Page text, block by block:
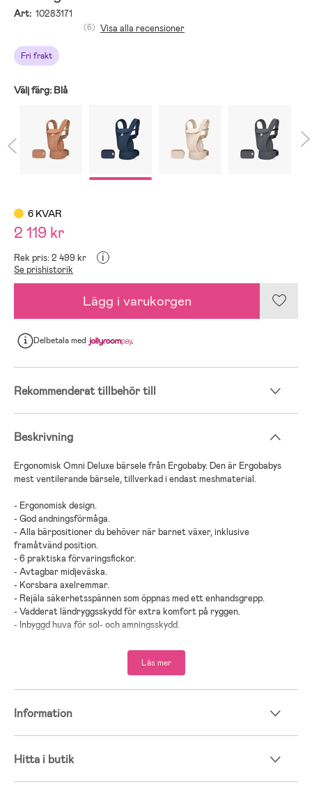
Art: 10283171
Fri frakt
(6) Visa alla recensioner
Välj färg: Blå
6 KVAR
2 119 kr
Rek pris: 2 499 kr i
Se prishistorik
Lägg i varukorgen
Delbetalamed
Rekommenderat tillbehör till
Beskrivning
Ergonomisk Omni Deluxe bärsele från Ergobaby. Den är Ergobabys
mest ventilerande bärsele, tillverkad i endast meshmaterial.
- Ergonomisk design.
- God andningsförmåga.
- Alla bärpositioner du behöver när barnet växer, inklusive
framåtvänd position.
- 6 praktiska förvaringsfickor.
- Avtagbar midjeväska.
- Korsbara axelremmar.
- Rejäla säkerhetsspännen som öppnas med ett enhandsgrepp.
- Vadderat ländryggsskydd för extra komfort på ryggen.
- Inbyggd huva för sol- och amningsskydd.
- Rekommenderad ålder: Från nyfödd till 4 år.
- 100 % meshtyg.
Läs mer
Information
Hitta i butik